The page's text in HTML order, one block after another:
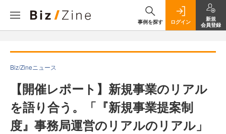
事例を探す ログイン
新規
会員登録
Biz/Zineニュース
【開催レポート】新規事業のリアル
を語り合う。「『新規事業提案制
度』事務局運営のリアルのリアル」